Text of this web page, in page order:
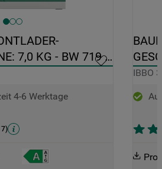
7,0 KG - BW 719 A
4-6 Werktage
)
IBBO